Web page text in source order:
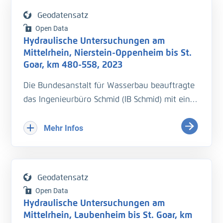
- Fließgeschwindigkeit (v_Str)
- 1. Messkampagne nach Maßnahmen bei
Mittelwasser (MQ). Der Wasserstand zum
(MQ)
Geodatensatz
Open Data
Hydraulische Untersuchungen am
Mittelrhein, Nierstein-Oppenheim bis St.
Goar, km 480-558, 2023
Die Bundesanstalt für Wasserbau beauftragte
das Ingenieurbüro Schmid (IB Schmid) mit einer
beim höchsten Schifffahrtswasserstand Marke
Begleitend sollten Durchflussmessungen
durchgeführt werden.
Mehr Infos
Geodatensatz
Open Data
Hydraulische Untersuchungen am
Mittelrhein, Laubenheim bis St. Goar, km